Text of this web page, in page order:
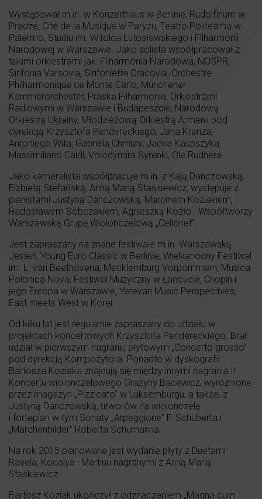
Występował m.in. w Konzerthaus w Berlinie, Rudolfinum w
Pradze, Cité de la Musique w Paryżu, Teatro Politeama w
Palermo, Studiu im. Witolda Lutosławskiego i Filharmonii
Narodowej w Warszawie. Jako solista współpracował z
takimi orkiestrami jak: Filharmonia Narodowa, NOSPR,
Sinfonia Varsovia, Sinfonietta Cracovia, Orchestre
Philharmonique de Monte Carlo, Münchener
Kammerorchester, Praska Filharmonia, Orkiestrami
Radiowymi w Warszawie i Budapeszcie, Narodową
Orkiestrą Ukrainy, Młodzieżową Orkiestrą Armenii pod
dyrekcją Krzysztofa Pendereckiego, Jana Krenza,
Antoniego Wita, Gabriela Chmury, Jacka Kaspszyka,
Massimiliano Caldi, Volodymira Syrenki, Ole Rudnera.
Jako kameralista współpracuje m.in. z Kają Danczowską,
Elżbietą Stefańską, Anną Marią Staśkiewicz, występuje z
pianistami Justyną Danczowską, Marcinem Koziakiem,
Radosławem Sobczakiem, Agnieszką Kozło . Współtworzy
Warszawską Grupę Wiolonczelową „Cellonet”.
Jest zapraszany na znane festiwale m.in. Warszawską
Jesień, Young Euro Classic w Berlinie, Wielkanocny Festiwal
im. L. van Beethovena, Mecklemburg Vorpommern, Musica
Polonica Nova, Festiwal Muzyczny w Łańcucie, Chopin i
jego Europa w Warszawie, Yerevan Music Perspecitves,
East meets West w Korei.
Od kilku lat jest regularnie zapraszany do udziału w
projektach koncertowych Krzysztofa Pendereckiego. Brał
udział w pierwszym nagraniu płytowym „Concerto grosso”
pod dyrekcją Kompozytora. Ponadto w dyskografii
Bartosza Koziaka znajdują się między innymi nagrania II
Koncertu wiolonczelowego Grażyny Bacewicz, wyróżnione
przez magazyn „Pizzicato” w Luksemburgu, a także, z
Justyną Danczowską, utworów na wiolonczelę
i fortepian w tym Sonaty „Arpeggione” F. Schuberta i
„Märchenbilder” Roberta Schumanna.
Na rok 2015 planowane jest wydanie płyty z Duetami
Ravela, Kodalya i Martinu nagranymi z Anną Marią
Staśkiewicz.
Bartosz Koziak ukończył z odznaczeniem „Magna cum